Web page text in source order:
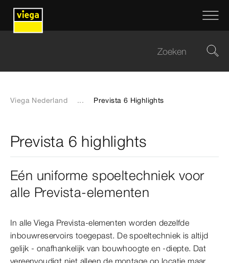
Viega Nederland ... Prevista 6 Highlights
Prevista 6 highlights
Eén uniforme spoeltechniek voor
alle Prevista-elementen
In alle Viega Prevista-elementen worden dezelfde
inbouwreservoirs toegepast. De spoeltechniek is altijd
gelijk - onafhankelijk van bouwhoogte en -diepte. Dat
vereenvoudigt niet alleen de montage op locatie maar